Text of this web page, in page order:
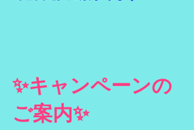
✨キャンペーンの
ご案内✨